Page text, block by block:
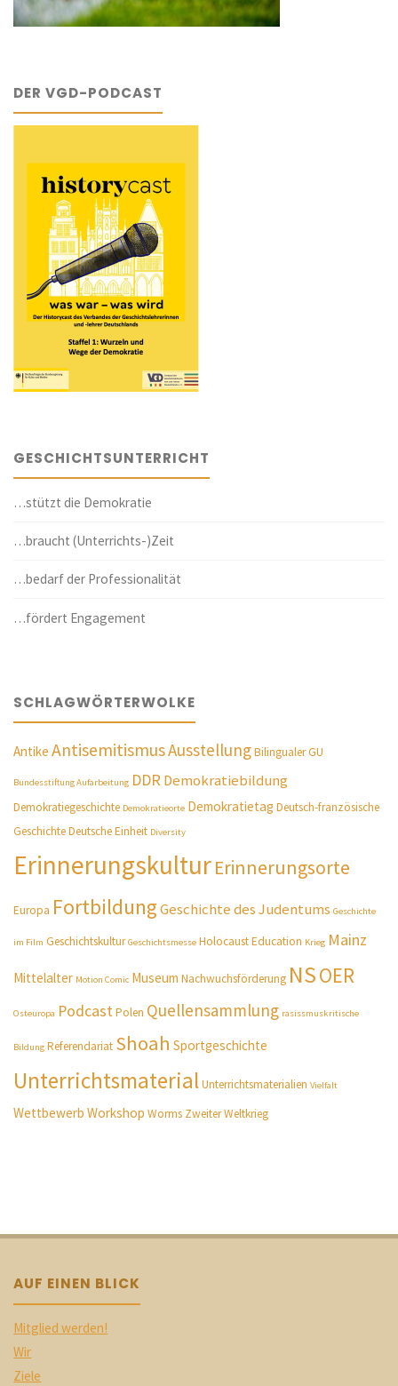
DER VGD-PODCAST
GESCHICHTSUNTERRICHT
…stützt die Demokratie
…braucht (Unterrichts-)Zeit
…bedarf der Professionalität
…fördert Engagement
SCHLAGWÖRTERWOLKE
Antike AntisemitismusAusstellungBilingualer GU
Bundesstiftung Aufarbeitung DDR Demokratiebildung
Demokratiegeschichte Demokratieorte Demokratietag Deutsch-französische
GeschichteDeutsche Einheit Diversity
ErinnerungskulturErinnerungsorte
Europa Fortbildung Geschichte des Judentums Geschichte
im Film Geschichtskultur Geschichtsmesse Holocaust Education Krieg Mainz
Mittelalter Motion Comic Museum Nachwuchsförderung NSOER
Osteuropa PodcastPolen Quellensammlung rasissmuskritische
Bildung Referendariat Shoah Sportgeschichte
UnterrichtsmaterialUnterrichtsmaterialien Vielfalt
Wettbewerb Workshop Worms Zweiter Weltkrieg
AUF EINEN BLICK
Mitglied werden!
Wir
Ziele